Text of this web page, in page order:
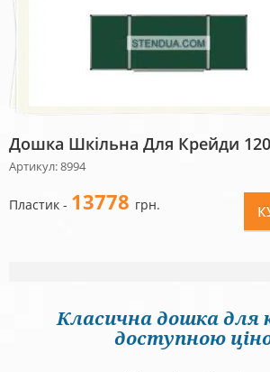
Дошка Шкільна Для Крейди
Артикул: 8994
Пластик - 13778 грн.
Класична дошка для
доступною